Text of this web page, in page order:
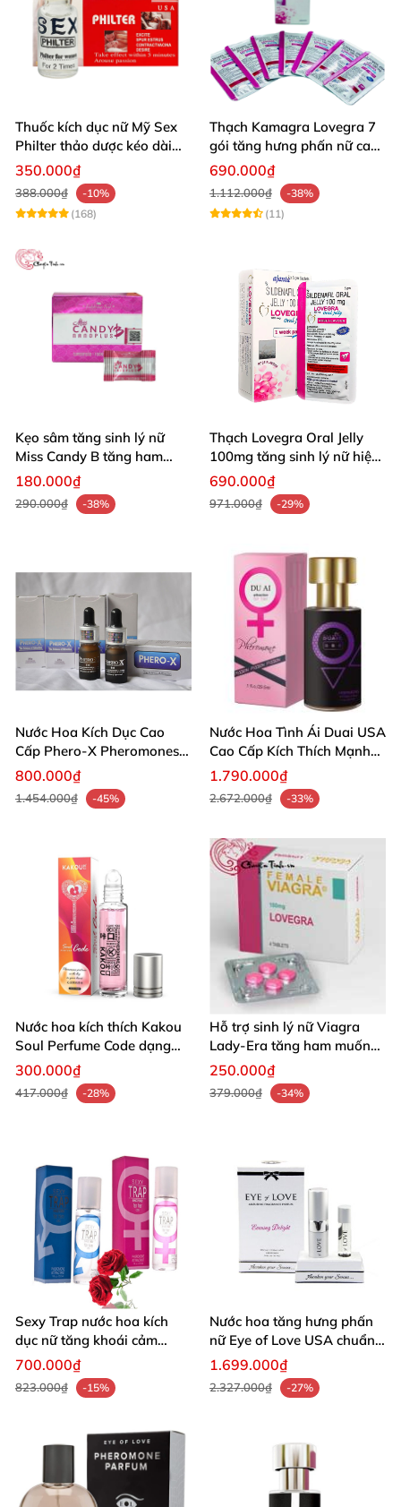
Thuốc kích dục nữ Mỹ Sex
Philter thảo dược kéo dài
hưng phấn
350.000₫
388.000₫
-10%
(168)
Thạch Kamagra Lovegra 7
gói tăng hưng phấn nữ cao
cấp
690.000₫
1.112.000₫
-38%
(11)
Kẹo sâm tăng sinh lý nữ
Miss Candy B tăng ham
muốn tự nhiên
180.000₫
290.000₫ -38%
Thạch Lovegra Oral Jelly
100mg tăng sinh lý nữ hiệu
quả
690.000₫
971.000₫ -29%
Nước Hoa Kích Dục Cao
Cấp Phero-X Pheromones
Tăng Ham Muốn Tình Dục
800.000₫
1.454.000₫ -45%
Nước Hoa Tình Ái Duai USA
Cao Cấp Kích Thích Mạnh
Mẽ Cho Đôi
1.790.000₫
2.672.000₫ -33%
Nước hoa kích thích Kakou
Soul Perfume Code dạng
lăn 10ml hưng phấn
300.000₫
417.000₫ -28%
Hỗ trợ sinh lý nữ Viagra
Lady-Era tăng ham muốn
bán tại HCM
250.000₫
379.000₫ -34%
Sexy Trap nước hoa kích
dục nữ tăng khoái cảm
mạnh mẽ
700.000₫
823.000₫ -15%
Nước hoa tăng hưng phấn
nữ Eye of Love USA chuẩn
Mỹ
1.699.000₫
2.327.000₫ -27%